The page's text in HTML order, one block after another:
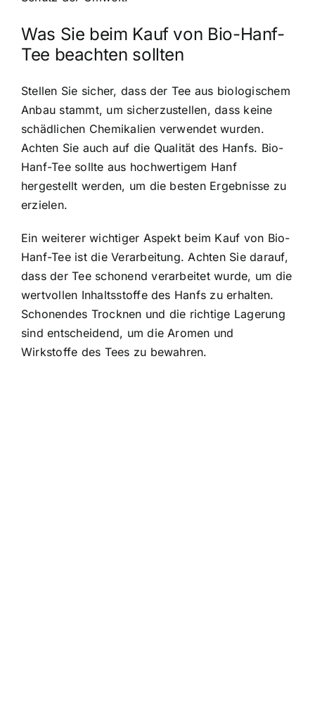
Was Sie beim Kauf von Bio-Hanf-
Tee beachten sollten
Stellen Sie sicher, dass der Tee aus biologischem
Anbau stammt, um sicherzustellen, dass keine
schädlichen Chemikalien verwendet wurden.
Achten Sie auch auf die Qualität des Hanfs. Bio-
Hanf-Tee sollte aus hochwertigem Hanf
hergestellt werden, um die besten Ergebnisse zu
erzielen.
Ein weiterer wichtiger Aspekt beim Kauf von Bio-
Hanf-Tee ist die Verarbeitung. Achten Sie darauf,
dass der Tee schonend verarbeitet wurde, um die
wertvollen Inhaltsstoffe des Hanfs zu erhalten.
Schonendes Trocknen und die richtige Lagerung
sind entscheidend, um die Aromen und
Wirkstoffe des Tees zu bewahren.